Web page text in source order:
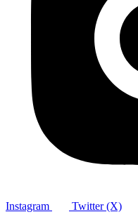
Instagram Twitter (X)